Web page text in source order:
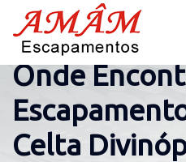
Onde
Celta